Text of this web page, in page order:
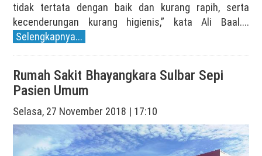
tidak tertata dengan baik dan kurang rapih, serta
kecenderungan kurang higienis,” kata Ali Baal....
Selengkapnya...
Rumah Sakit Bhayangkara Sulbar Sepi
Pasien Umum
Selasa, 27 November 2018 | 17:10